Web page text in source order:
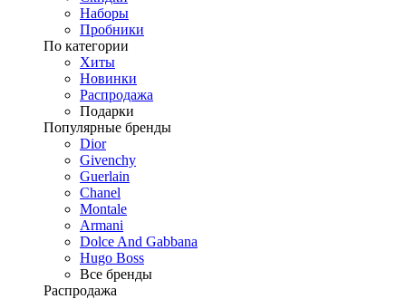
Наборы
Пробники
По категории
Хиты
Новинки
Распродажа
Подарки
Популярные бренды
Dior
Givenchy
Guerlain
Chanel
Montale
Armani
Dolce And Gabbana
Hugo Boss
Все бренды
Распродажа